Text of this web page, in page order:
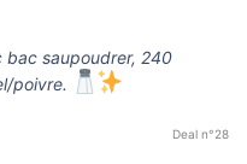
bac saupoudrer, 240
poivre.
Deal n°28